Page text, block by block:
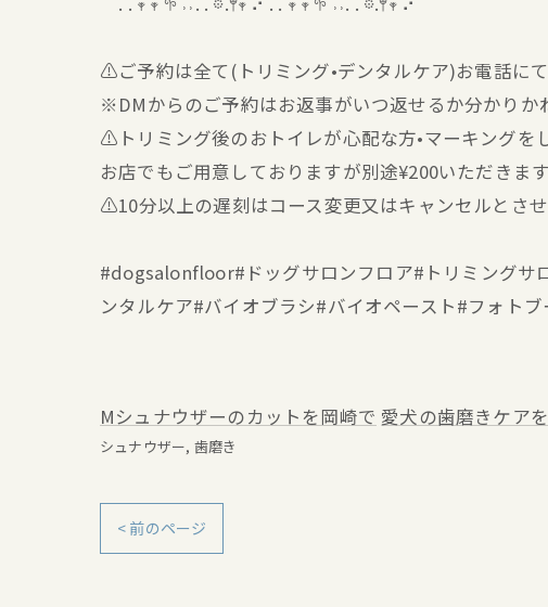
⚠️ご予約は全て(トリミング•デンタルケア)お電話に
※DMからのご予約はお返事がいつ返せるか分かり
⚠️トリミング後のおトイレが心配な方•マーキングを
お店でもご用意しておりますが別途¥200いただきます
⚠️10分以上の遅刻はコース変更又はキャンセルとさ
#dogsalonfloor#ドッグサロンフロア#トリミングサ
ンタルケア#バイオブラシ#バイオペースト#フォトブ
Mシュナウザーのカットを岡崎で 愛犬の歯磨きケア
シュナウザー 歯磨き
< 前のページ